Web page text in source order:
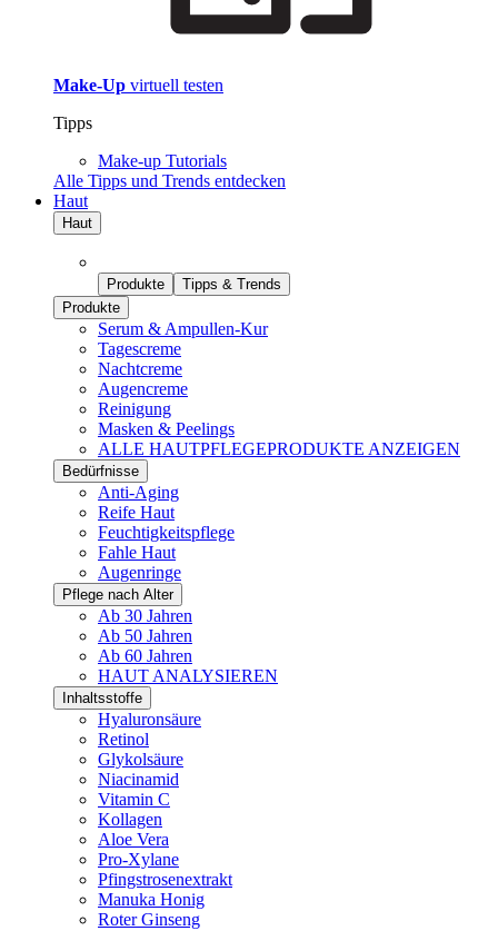
Make-Up virtuell testen
Tipps
Make-up Tutorials
Alle Tipps und Trends entdecken
Haut
Haut
Produkte
Tipps & Trends
Produkte
Serum & Ampullen-Kur
Tagescreme
Nachtcreme
Augencreme
Reinigung
Masken & Peelings
ALLE HAUTPFLEGEPRODUKTE ANZEIGEN
Bedürfnisse
Anti-Aging
Reife Haut
Feuchtigkeitspflege
Fahle Haut
Augenringe
Pflege nach Alter
Ab 30 Jahren
Ab 50 Jahren
Ab 60 Jahren
HAUT ANALYSIEREN
Inhaltsstoffe
Hyaluronsäure
Retinol
Glykolsäure
Niacinamid
Vitamin C
Kollagen
Aloe Vera
Pro-Xylane
Pfingstrosenextrakt
Manuka Honig
Roter Ginseng